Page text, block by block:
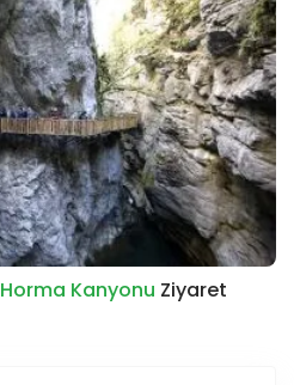
Horma Kanyonu Ziyaret